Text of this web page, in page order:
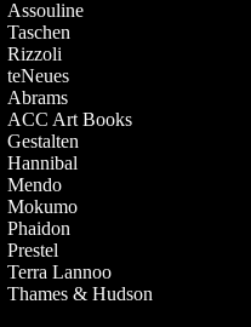
Assouline
Taschen
Rizzoli
teNeues
Abrams
ACC Art Books
Gestalten
Hannibal
Mendo
Mokumo
Phaidon
Prestel
Terra Lannoo
Thames & Hudson